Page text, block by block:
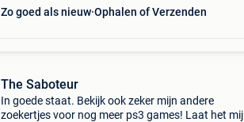
Zo goed als nieuw Ophalen of Verzenden
The Saboteur
In goede staat. Bekijk ook zeker mijn andere
zoekertjes voor nog meer ps3 games! Laat het mij